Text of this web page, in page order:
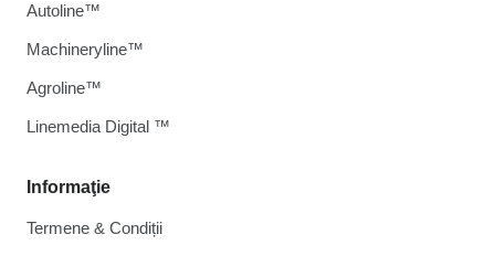
Informaţie
Termene & Condiții
Autoline™
Machineryline™
Agroline™
Linemedia Digital ™